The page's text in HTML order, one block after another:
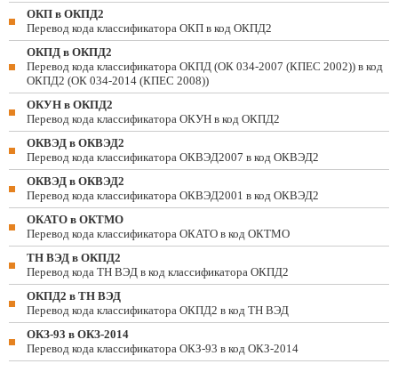
ОКП в ОКПД2
Перевод кода классификатора ОКП в код ОКПД2
ОКПД в ОКПД2
Перевод кода классификатора ОКПД (ОК 034-2007 (КПЕС 2002)) в код
ОКПД2 (ОК 034-2014 (КПЕС 2008))
ОКУН в ОКПД2
Перевод кода классификатора ОКУН в код ОКПД2
ОКВЭД в ОКВЭД2
Перевод кода классификатора ОКВЭД2007 в код ОКВЭД2
ОКВЭД в ОКВЭД2
Перевод кода классификатора ОКВЭД2001 в код ОКВЭД2
ОКАТО в ОКТМО
Перевод кода классификатора ОКАТО в код ОКТМО
ТН ВЭД в ОКПД2
Перевод кода ТН ВЭД в код классификатора ОКПД2
ОКПД2 в ТН ВЭД
Перевод кода классификатора ОКПД2 в код ТН ВЭД
ОКЗ-93 в ОКЗ-2014
Перевод кода классификатора ОКЗ-93 в код ОКЗ-2014